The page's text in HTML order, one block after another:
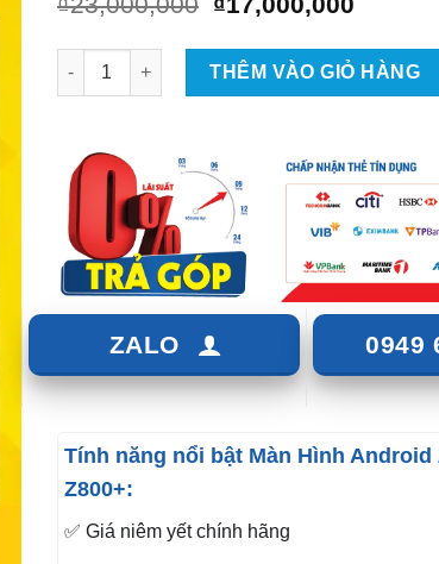
là:
₫23,000,000.
tại
là:
Màn Hình Android Zestech Z800+ số lượng
THÊM VÀO GIỎ HÀNG
ZALO 0949
Tính năng nổi bật Màn Hình Android
Z800+:
✅ Giá niêm yết chính hãng